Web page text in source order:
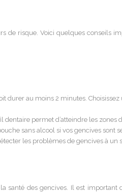
de risque. Voici quelques conseils
durer au moins 2 minutes.
permet d’atteindre les zones
sans alcool si vos gencives sont
les problèmes de gencives à un
santé des gencives. Il est